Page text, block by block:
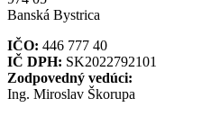
Banská Bystrica
IČO: 446 777 40
IČ DPH: SK2022792101
Zodpovedný vedúci:
Ing. Miroslav Škorupa